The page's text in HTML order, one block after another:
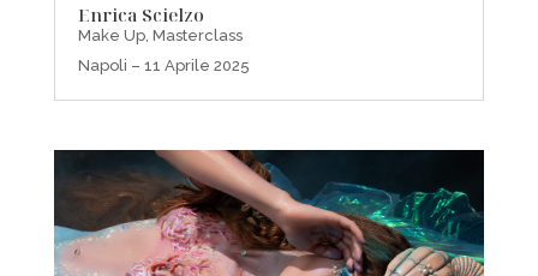
Enrica Scielzo
Make Up, Masterclass
Napoli – 11 Aprile 2025